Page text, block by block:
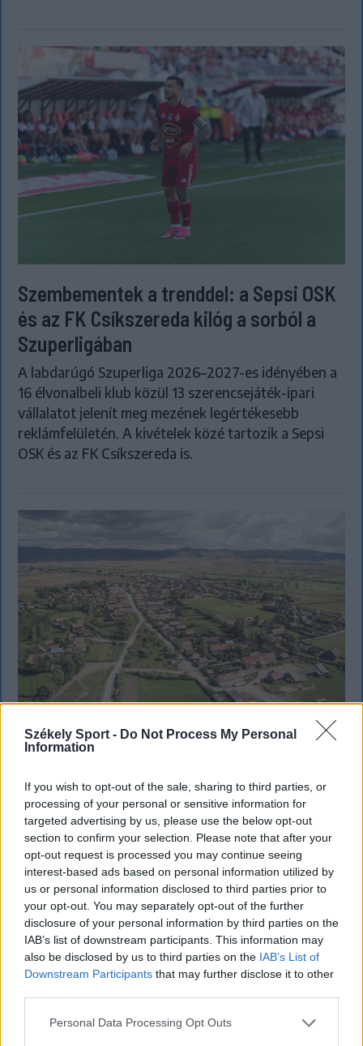
Székely Sport - Do Not Process My Personal
Information
If you wish to opt-out of the sale, sharing to third parties, or
processing of your personal or sensitive information for
targeted advertising by us, please use the below opt-out
section to confirm your selection. Please note that after your
opt-out request is processed you may continue seeing
interest-based ads based on personal information utilized by
us or personal information disclosed to third parties prior to
your opt-out. You may separately opt-out of the further
disclosure of your personal information by third parties on the
IAB’s list of downstream participants. This information may
also be disclosed by us to third parties on the IAB’s List of
Downstream Participants that may further disclose it to other
Personal Data Processing Opt Outs
Szembementek a trenddel: a Sepsi OSK
és az FK Csíkszereda kilóg a sorból a
Szuperligában
A labdarúgó Szuperliga 2026–2027-es idényében a
16 élvonalbeli klub közül 13 szerencsejáték-ipari
vállalatot jelenít meg mezének legértékesebb
reklámfelületén. A kivételek közé tartozik a Sepsi
OSK és az FK Csíkszereda is.
Tömegverekedés lett a szűk
mezőgazdasági úti vitából Csatószegen
Kórházba szállítottak több embert, mezőgazdasági
munkagépek rongálódtak meg, és ideiglenes védelmi
rendeleteket is kibocsátottak azután, hogy szombat
délután súlyos konfliktus alakult ki Csatószegen egy
elsőbbségadási vita nyomán.